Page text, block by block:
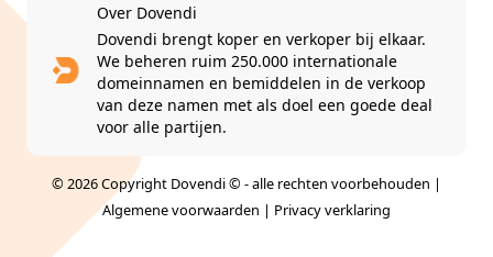
Over Dovendi
Dovendi brengt koper en verkoper bij elkaar.
We beheren ruim 250.000 internationale
domeinnamen en bemiddelen in de verkoop
van deze namen met als doel een goede deal
voor alle partijen.
© 2026 Copyright Dovendi © - alle rechten voorbehouden |
Algemene voorwaarden | Privacy verklaring